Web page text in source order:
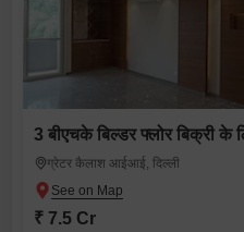
3 बीएचके बिल्डर फ्लोर बिक्री
ग्रेटर कैलाश आईआई, दिल्ली
₹ 7.5 Cr